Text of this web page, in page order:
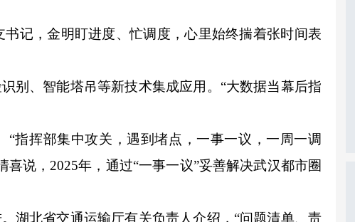
，金明盯进度、忙调度，心里始终揣着张时间表
、智能塔吊等新技术集成应用。“大数据当幕后指
挥部集中攻关，遇到堵点，一事一议，一周一调
说，2025年，通过“一事一议”妥善解决武汉都市圈
北省交通运输厅有关负责人介绍，“问题清单、责